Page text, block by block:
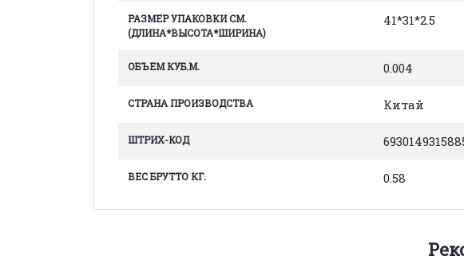
РАЗМЕР УПАКОВКИ СМ.
(ДЛИНА*ВЫСОТА*ШИРИНА)
41*31*2.5
ОБЪЕМ КУБ.М. 0.004
СТРАНА ПРОИЗВОДСТВА Китай
ШТРИХ-КОД
ВЕС БРУТТО КГ. 0.58